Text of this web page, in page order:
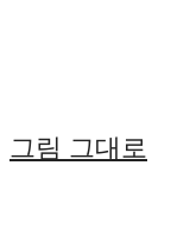
그림 그대로